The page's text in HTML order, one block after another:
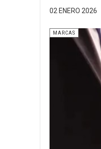
02 ENERO 2026
MARCAS